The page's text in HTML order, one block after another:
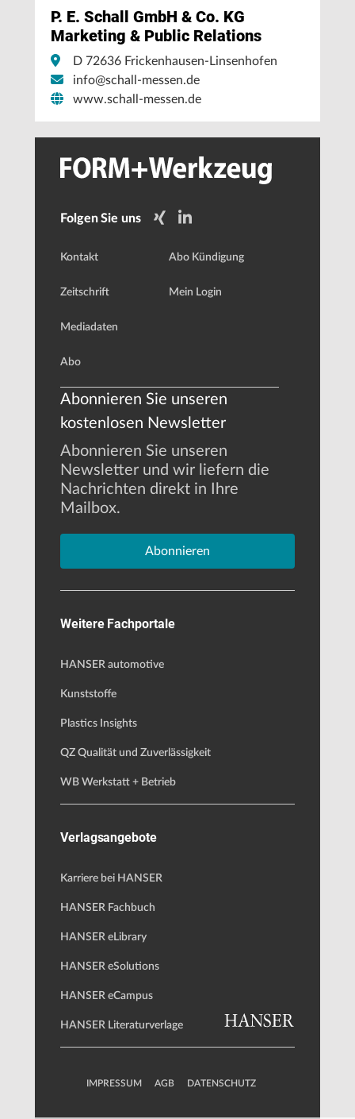
P. E. Schall GmbH & Co. KG
Marketing & Public Relations
D 72636 Frickenhausen-Linsenhofen
info@schall-messen.de
www.schall-messen.de
Folgen Sie uns
Kontakt
Zeitschrift
Mediadaten
Abo
Abo Kündigung
Mein Login
Abonnieren Sie unseren
kostenlosen Newsletter
Abonnieren Sie unseren
Newsletter und wir liefern die
Nachrichten direkt in Ihre
Mailbox.
Abonnieren
Weitere Fachportale
HANSER automotive
Kunststoffe
Plastics Insights
QZ Qualität und Zuverlässigkeit
WB Werkstatt + Betrieb
Verlagsangebote
Karriere bei HANSER
HANSER Fachbuch
HANSER eLibrary
HANSER eSolutions
HANSER eCampus
HANSER Literaturverlage
IMPRESSUM AGB DATENSCHUTZ